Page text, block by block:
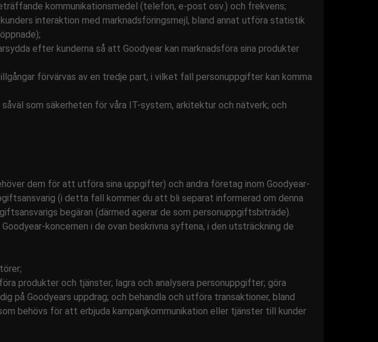
kommunikationsmedel (telefon, e-post osv.) och frekvens;
interaktion med marknadsföringsmejl, bland annat utföra statistik
efter kunderna så att Goodyear kan marknadsföra sina produkter
förvärvas av en tredje part, i vilket fall personuppgifter kan komma
som säkerheten för våra IT-system, arkitektur och nätverk; och
dem för att utföra sina uppgifter) och andra företag inom Goodyear-
(i detta fall kommer du att bli separat informerad om denna
begäran (därmed agerar de som personuppgiftsbiträde).
koncernen i de ovan beskrivna syftena, i den utsträckning de
produkter och tjänster; lagra och analysera personuppgifter; göra
på Goodyears uppdrag; och behandla och utföra transaktioner, bland
behövs för att erbjuda kampanjkommunikation eller tjänster till kunder